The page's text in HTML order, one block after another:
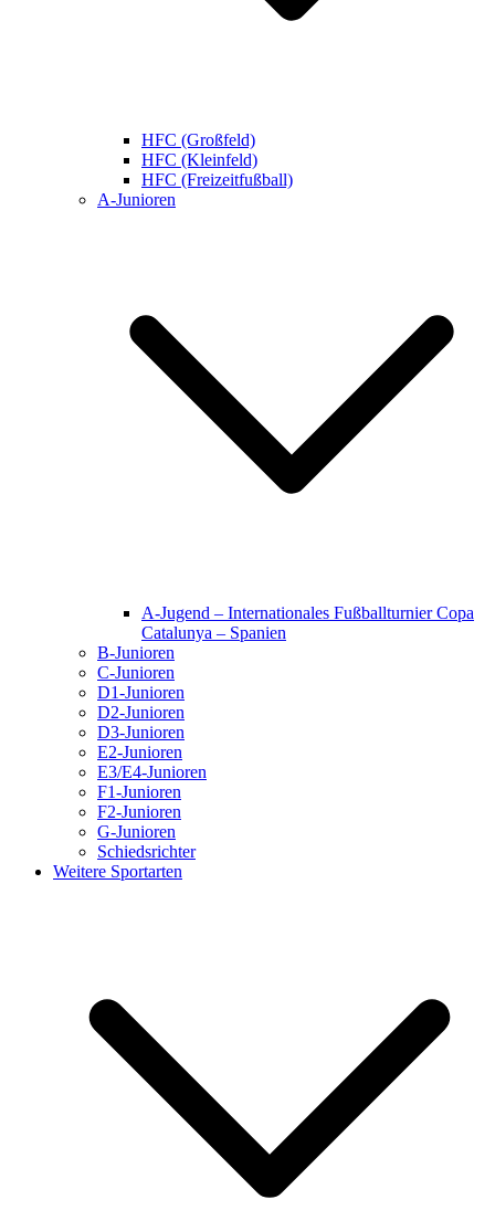
HFC (Großfeld)
HFC (Kleinfeld)
HFC (Freizeitfußball)
A-Junioren
A-Jugend – Internationales Fußballturnier Copa
Catalunya – Spanien
B-Junioren
C-Junioren
D1-Junioren
D2-Junioren
D3-Junioren
E2-Junioren
E3/E4-Junioren
F1-Junioren
F2-Junioren
G-Junioren
Schiedsrichter
Weitere Sportarten